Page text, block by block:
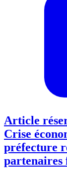
Article
Crise
préfecture
partenaires